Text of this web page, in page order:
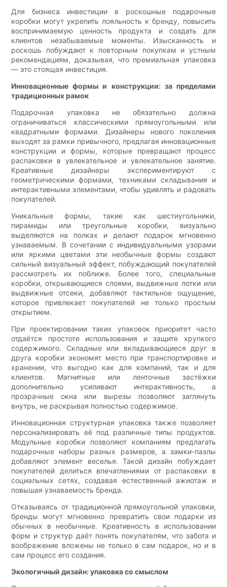
Для бизнеса инвестиции в роскошные подарочные
коробки могут укрепить лояльность к бренду, повысить
воспринимаемую ценность продукта и создать для
клиентов незабываемые моменты. Изысканность и
роскошь побуждают к повторным покупкам и устным
рекомендациям, доказывая, что премиальная упаковка
— это стоящая инвестиция.
Инновационные формы и конструкции: за пределами
традиционных рамок
Подарочная упаковка не обязательно должна
ограничиваться классическими прямоугольными или
квадратными формами. Дизайнеры нового поколения
выходят за рамки привычного, предлагая инновационные
конструкции и формы, которые превращают процесс
распаковки в увлекательное и увлекательное занятие.
Креативные дизайнеры экспериментируют с
геометрическими формами, техниками складывания и
интерактивными элементами, чтобы удивлять и радовать
покупателей.
Уникальные формы, такие как шестиугольники,
пирамиды или треугольные коробки, визуально
выделяются на полках и делают подарок мгновенно
узнаваемым. В сочетании с индивидуальными узорами
или яркими цветами эти необычные формы создают
сильный визуальный эффект, побуждающий покупателей
рассмотреть их поближе. Более того, специальные
коробки, открывающиеся слоями, выдвижные лотки или
выдвижные отсеки, добавляют тактильное ощущение,
которое привлекает покупателей не только простым
открытием.
При проектировании таких упаковок приоритет часто
отдаётся простоте использования и защите хрупкого
содержимого. Складные или вкладывающиеся друг в
друга коробки экономят место при транспортировке и
хранении, что выгодно как для компаний, так и для
клиентов. Магнитные или ленточные застёжки
дополнительно усиливают интерактивность, а
прозрачные окна или вырезы позволяют заглянуть
внутрь, не раскрывая полностью содержимое.
Инновационная структурная упаковка также позволяет
персонализировать её под различные типы продуктов.
Модульные коробки позволяют компаниям предлагать
подарочные наборы разных размеров, а замки-пазлы
добавляют элемент веселья. Такой дизайн побуждает
покупателей делиться впечатлениями от распаковки в
социальных сетях, создавая естественный ажиотаж и
повышая узнаваемость бренда.
Отказываясь от традиционной прямоугольной упаковки,
бренды могут мгновенно превратить свои подарки из
обычных в необычные. Креативность в использовании
форм и структур даёт понять покупателям, что забота и
воображение вложены не только в сам подарок, но и в
сам процесс его создания.
Экологичный дизайн: упаковка со смыслом